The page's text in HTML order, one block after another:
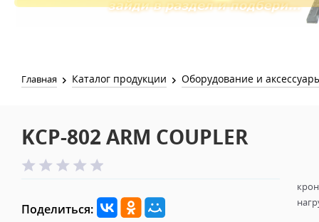
Главная Каталог продукции Оборудование и
KCP-802 ARM COUPLER
Поделиться: